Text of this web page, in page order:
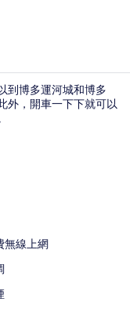
到博多運河城和博多
外，開車一下下就可以
無線上網